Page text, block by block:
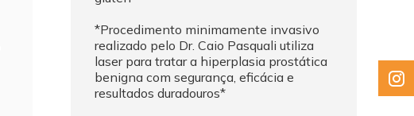
*Procedimento minimamente invasivo
realizado pelo Dr. Caio Pasquali utiliza
laser para tratar a hiperplasia prostática
benigna com segurança, eficácia e
resultados duradouros*